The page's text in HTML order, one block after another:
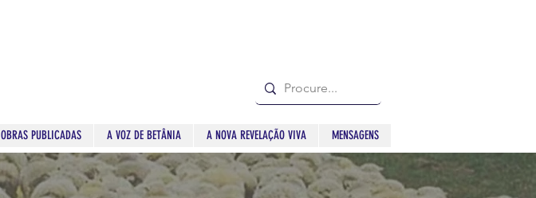
OBRAS PUBLICADAS A VOZ DE BETÂNIA A NOVA REVELAÇÃO VIVA MENSAGENS